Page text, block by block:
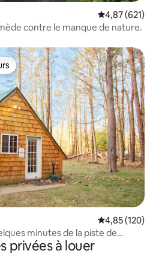
Note
4,87 (621)
contre le manque de nature.
Note
4,85 (120)
minutes de la piste de
privées à louer